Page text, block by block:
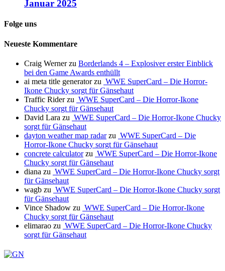
Januar 2025
Folge uns
Neueste Kommentare
Craig Wernerzu Borderlands 4 – Explosiver erster Einblick
bei den Game Awards enthüllt
ai meta title generatorzu WWE SuperCard – Die Horror-
Ikone Chucky sorgt für Gänsehaut
Traffic Riderzu WWE SuperCard – Die Horror-Ikone
Chucky sorgt für Gänsehaut
David Lara zu WWE SuperCard – Die Horror-Ikone Chucky
sorgt für Gänsehaut
dayton weather map radarzu WWE SuperCard – Die
Horror-Ikone Chucky sorgt für Gänsehaut
concrete calculatorzu WWE SuperCard – Die Horror-Ikone
Chucky sorgt für Gänsehaut
diana zu WWE SuperCard – Die Horror-Ikone Chucky sorgt
für Gänsehaut
wagb zu WWE SuperCard – Die Horror-Ikone Chucky sorgt
für Gänsehaut
Vince Shadow zu WWE SuperCard – Die Horror-Ikone
Chucky sorgt für Gänsehaut
elimarao zu WWE SuperCard – Die Horror-Ikone Chucky
sorgt für Gänsehaut